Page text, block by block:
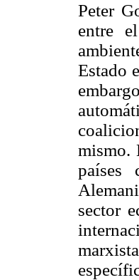
Peter
entre
Estado
mismo.
países
sector